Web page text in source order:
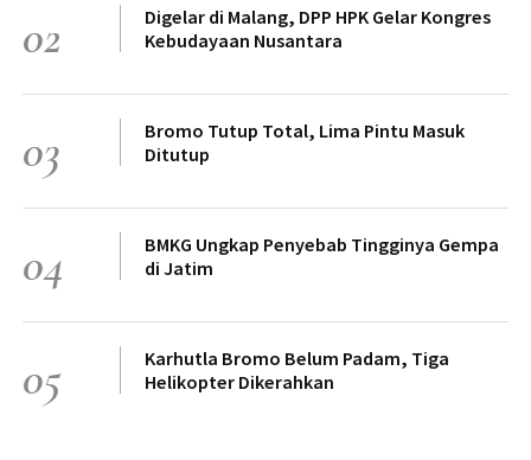
02
Digelar di Malang, DPP HPK Gelar Kongres
Kebudayaan Nusantara
03
Bromo Tutup Total, Lima Pintu Masuk
Ditutup
04
BMKG Ungkap Penyebab Tingginya Gempa
di Jatim
05
Karhutla Bromo Belum Padam, Tiga
Helikopter Dikerahkan